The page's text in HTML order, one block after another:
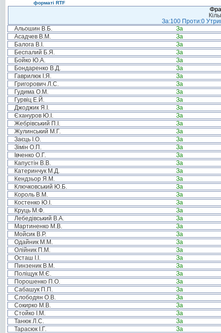
форматі RTF
За:100 Проти:0
Альошин В.Б.
За
Асадчев В.М.
За
Балога В.І.
За
Беспалий Б.Я.
За
Бойко Ю.А.
За
Бондаренко В.Д.
За
Гаврилюк І.Я.
За
Григорович Л.С.
За
Гудима О.М.
За
Гурвіц Е.Й.
За
Джоджик Я.І.
За
Єхануров Ю.І.
За
Жебрівський П.І.
За
Жулинський М.Г.
За
Заєць І.О.
За
Зімін О.П.
За
Івченко О.Г.
За
Капустін В.В.
За
Катеринчук М.Д.
За
Кендзьор Я.М.
За
Ключковський Ю.Б.
За
Король В.М.
За
Костенко Ю.І.
За
Круць М.Ф.
За
Лебедівський В.А.
За
Мартиненко М.В.
За
Мойсик В.Р.
За
Одайник М.М.
За
Олійник П.М.
За
Осташ І.І.
За
Пинзеник В.М.
За
Поліщук М.Є.
За
Порошенко П.О.
За
Сабашук П.П.
За
Слободян О.В.
За
Сокирко М.В.
За
Стойко І.М.
За
Танюк Л.С.
За
Тарасюк І.Г.
За